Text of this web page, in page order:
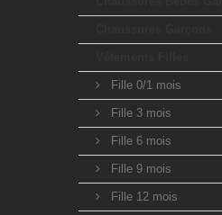
Fille 0/1 mois
Fille 3 mois
Fille 6 mois
Fille 9 mois
Fille 12 mois